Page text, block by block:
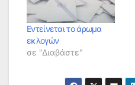
Εντείνεται το άρωμα
εκλογών
σε "Διαβάστε"